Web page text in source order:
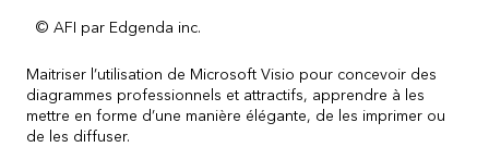
© AFI par Edgenda inc.
Maitriser l’utilisation de Microsoft Visio pour concevoir des
diagrammes professionnels et attractifs, apprendre à les
mettre en forme d’une manière élégante, de les imprimer ou
de les diffuser.